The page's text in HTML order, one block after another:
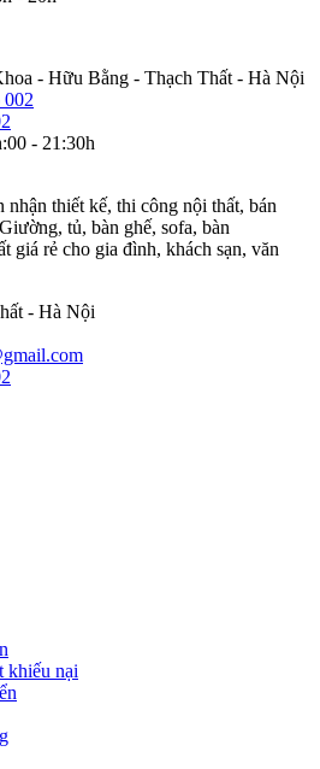
- Hữu Bằng - Thạch Thất - Hà Nội
002
- 21:30h
thiết kế, thi công nội thất, bán
tủ, bàn ghế, sofa, bàn
giá rẻ cho gia đình, khách sạn, văn
- Hà Nội
khiếu nại